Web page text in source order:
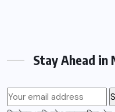
Stay Ahead in